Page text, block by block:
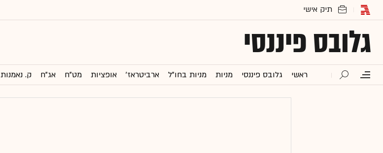
גלובס פיננסי
ראשי גלובס פיננסי מניות מניות בחו"ל ארביטראז' אופציות מט"ח אג"ח ק. נאמנות